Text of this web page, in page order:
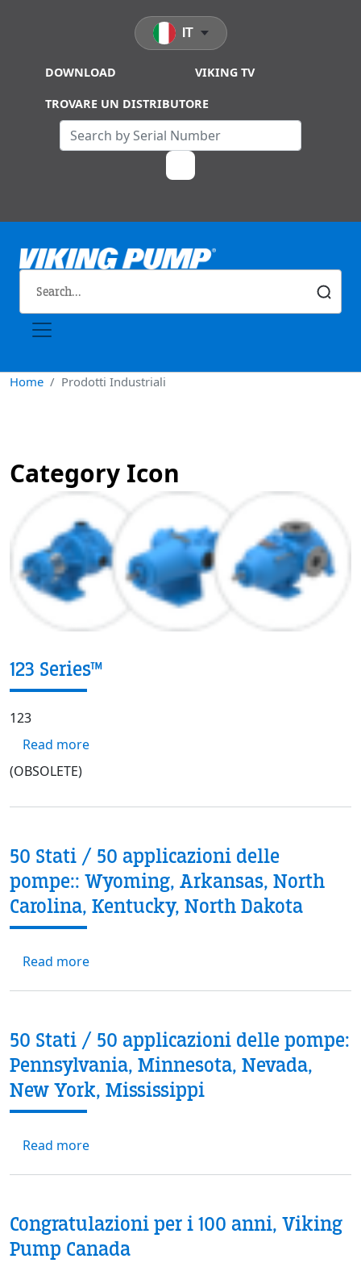
DOWNLOAD VIKING TV
TROVARE UN DISTRIBUTORE
IT
Home Prodotti Industriali
Category Icon
123 Series™
123
Read moreabout 123 Series™
(OBSOLETE)
50 Stati / 50 applicazioni delle
pompe:: Wyoming, Arkansas, North
Carolina, Kentucky, North Dakota
Read moreabout 50 Stati / 50 applicazioni delle
50 Stati / 50 applicazioni delle pompe:
Pennsylvania, Minnesota, Nevada,
New York, Mississippi
Read moreabout 50 Stati / 50 applicazioni delle
Congratulazioni per i 100 anni, Viking
Pump Canada